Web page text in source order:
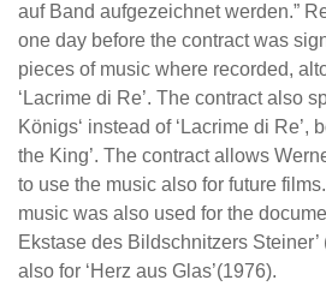
auf Band aufgezeichnet werden.”
one day before the contract was
pieces of music where recorded,
‘Lacrime di Re’. The contract also
Königs‘ instead of ‘Lacrime di Re’,
the King’. The contract allows
to use the music also for future
music was also used for the
Ekstase des Bildschnitzers
also for ‘Herz aus Glas’(1976).